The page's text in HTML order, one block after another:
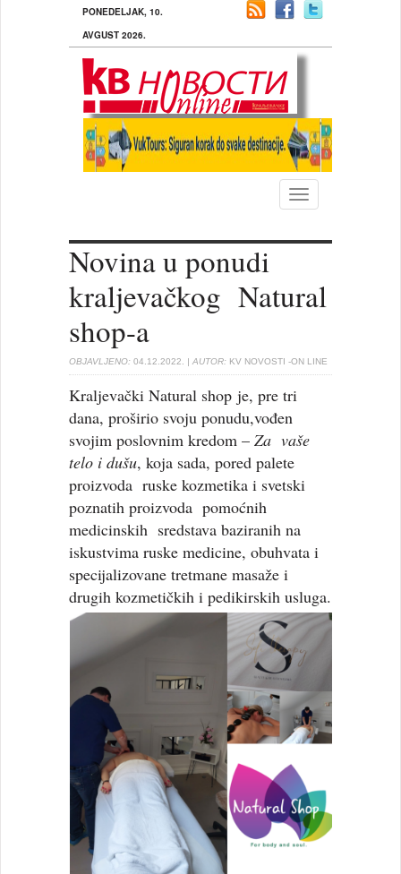
PONEDELJAK, 10.
AVGUST 2026.
Toggle
navigation
Novina u ponudi
kraljevačkog Natural
shop-a
OBJAVLJENO: 04.12.2022. | AUTOR: KV NOVOSTI -ON LINE
Kraljevački Natural shop je, pre tri
dana, proširio svoju ponudu,vođen
svojim poslovnim kredom –Za vaše
telo i dušu, koja sada, pored palete
proizvoda ruske kozmetika i svetski
poznatih proizvoda pomoćnih
medicinskih sredstava baziranih na
iskustvima ruske medicine, obuhvata i
specijalizovane tretmane masaže i
drugih kozmetičkih i pedikirskih usluga.